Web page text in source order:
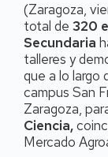
(Zaragoza,
total de 320
Secundaria
talleres y
que a lo largo
campus San
Zaragoza,
Ciencia,
Mercado